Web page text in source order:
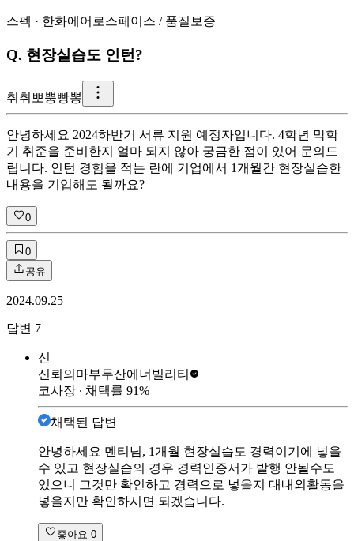
스펙 · 한화에어로스페이스 / 품질보증
Q. 현장실습도 인턴?
취 취뽀뿡빵뽕
안녕하세요 2024하반기 서류 지원 예정자입니다. 4학년 막학
기 취준을 준비한지 얼마 되지 않아 궁금한 점이 있어 문의드
립니다. 인턴 경험을 적는 란에 기업에서 1개월간 현장실습한
내용을 기입해도 될까요?
0
0
공유
2024.09.25
답변 7
신
신뢰의마부두산에너빌리티
코사장 ∙ 채택률 91%
채택된 답변
안녕하세요 멘티님, 1개월 현장실습도 경력이기에 넣을
수 있고 현장실습의 경우 경력인증서가 발행 안될수도
있으니 그것만 확인하고 경력으로 넣을지 대내외활동을
넣을지만 확인하시면 되겠습니다.
좋아요 0